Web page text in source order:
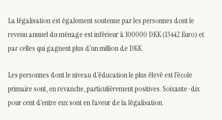
La légalisation est également soutenue par les personnes dont le
revenu annuel du ménage est inférieur à 100000 DKK (13442 Euro) et
par celles qui gagnent plus d’un million de DKK.
Les personnes dont le niveau d’éducation le plus élevé est l’école
primaire sont, en revanche, particulièrement positives. Soixante-dix
pour cent d’entre eux sont en faveur de la légalisation.